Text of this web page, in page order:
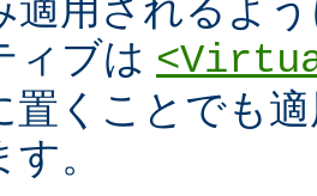
適用されるよ
ィブは
置くことでも
。